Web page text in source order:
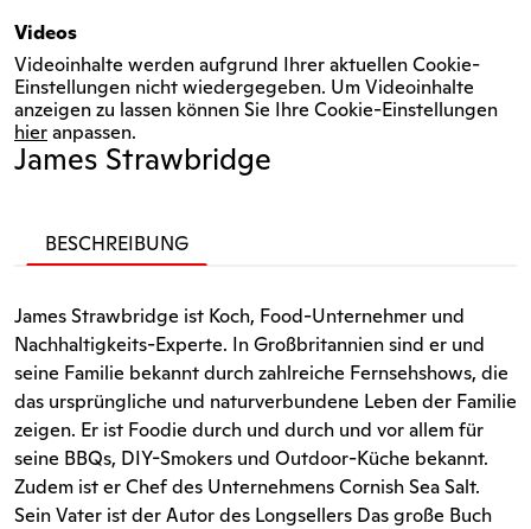
Videos
Videoinhalte werden aufgrund Ihrer aktuellen Cookie-
Einstellungen nicht wiedergegeben. Um Videoinhalte
anzeigen zu lassen können Sie Ihre Cookie-Einstellungen
hieranpassen.
James Strawbridge
BESCHREIBUNG
James Strawbridge ist Koch, Food-Unternehmer und
Nachhaltigkeits-Experte. In Großbritannien sind er und
seine Familie bekannt durch zahlreiche Fernsehshows, die
das ursprüngliche und naturverbundene Leben der Familie
zeigen. Er ist Foodie durch und durch und vor allem für
seine BBQs, DIY-Smokers und Outdoor-Küche bekannt.
Zudem ist er Chef des Unternehmens Cornish Sea Salt.
Sein Vater ist der Autor des Longsellers Das große Buch